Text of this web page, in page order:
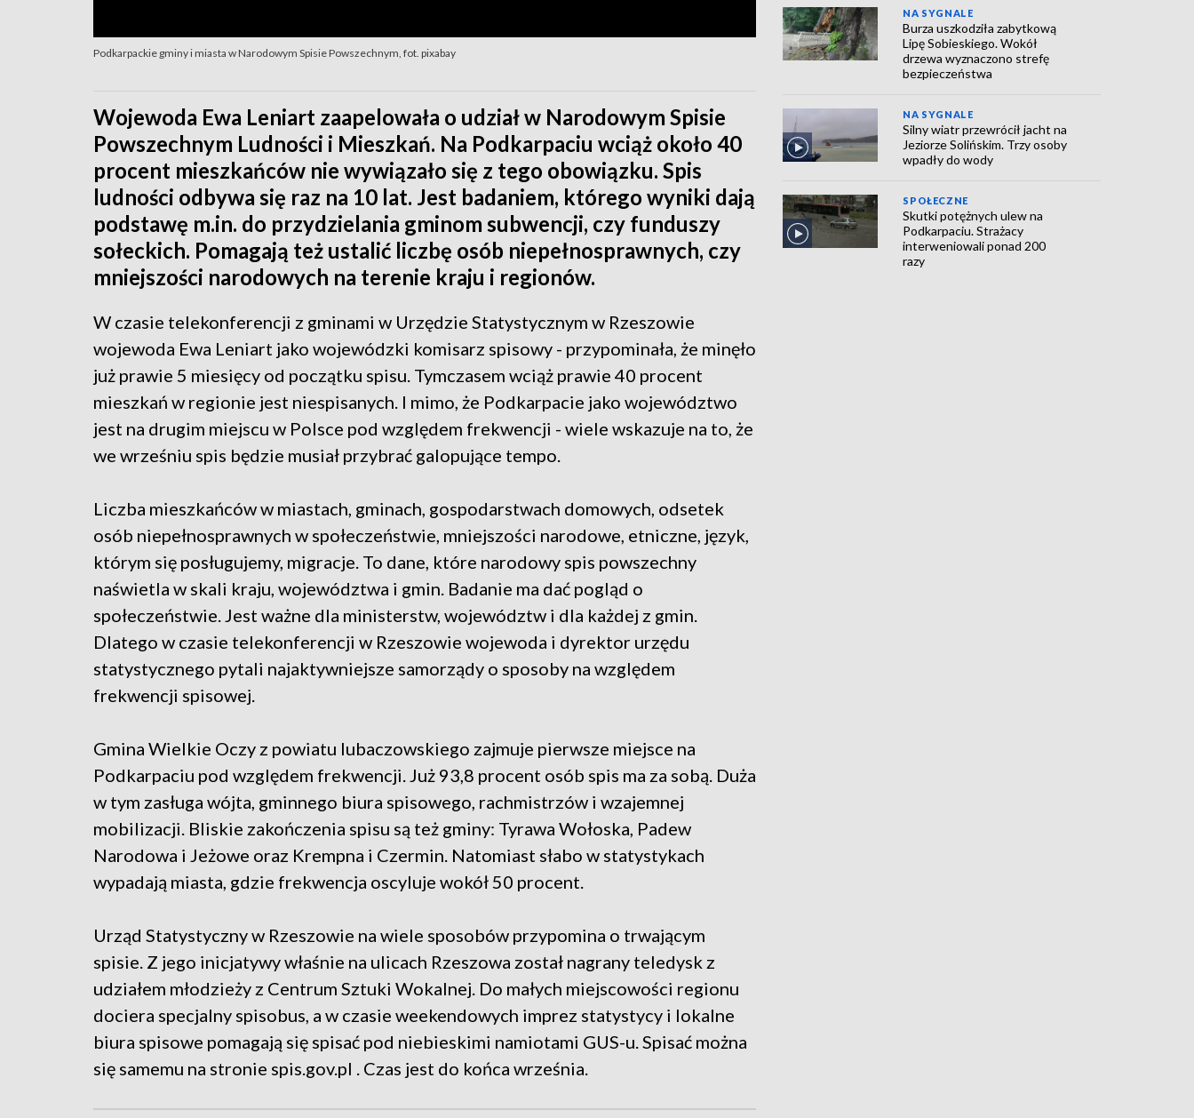
Podkarpackie gminy i miasta w Narodowym Spisie Powszechnym, fot. pixabay
Wojewoda Ewa Leniart zaapelowała o udział w Narodowym Spisie
Powszechnym Ludności i Mieszkań. Na Podkarpaciu wciąż około 40
procent mieszkańców nie wywiązało się z tego obowiązku. Spis
ludności odbywa się raz na 10 lat. Jest badaniem, którego wyniki dają
podstawę m.in. do przydzielania gminom subwencji, czy funduszy
sołeckich. Pomagają też ustalić liczbę osób niepełnosprawnych, czy
mniejszości narodowych na terenie kraju i regionów.
W czasie telekonferencji z gminami w Urzędzie Statystycznym w Rzeszowie
wojewoda Ewa Leniart jako wojewódzki komisarz spisowy - przypominała, że minęło
już prawie 5 miesięcy od początku spisu. Tymczasem wciąż prawie 40 procent
mieszkań w regionie jest niespisanych. I mimo, że Podkarpacie jako województwo
jest na drugim miejscu w Polsce pod względem frekwencji - wiele wskazuje na to, że
we wrześniu spis będzie musiał przybrać galopujące tempo.
Liczba mieszkańców w miastach, gminach, gospodarstwach domowych, odsetek
osób niepełnosprawnych w społeczeństwie, mniejszości narodowe, etniczne, język,
którym się posługujemy, migracje. To dane, które narodowy spis powszechny
naświetla w skali kraju, województwa i gmin. Badanie ma dać pogląd o
społeczeństwie. Jest ważne dla ministerstw, województw i dla każdej z gmin.
Dlatego w czasie telekonferencji w Rzeszowie wojewoda i dyrektor urzędu
statystycznego pytali najaktywniejsze samorządy o sposoby na względem
frekwencji spisowej.
Gmina Wielkie Oczy z powiatu lubaczowskiego zajmuje pierwsze miejsce na
Podkarpaciu pod względem frekwencji. Już 93,8 procent osób spis ma za sobą. Duża
w tym zasługa wójta, gminnego biura spisowego, rachmistrzów i wzajemnej
mobilizacji. Bliskie zakończenia spisu są też gminy: Tyrawa Wołoska, Padew
Narodowa i Jeżowe oraz Krempna i Czermin. Natomiast słabo w statystykach
wypadają miasta, gdzie frekwencja oscyluje wokół 50 procent.
Urząd Statystyczny w Rzeszowie na wiele sposobów przypomina o trwającym
spisie. Z jego inicjatywy właśnie na ulicach Rzeszowa został nagrany teledysk z
udziałem młodzieży z Centrum Sztuki Wokalnej. Do małych miejscowości regionu
dociera specjalny spisobus, a w czasie weekendowych imprez statystycy i lokalne
biura spisowe pomagają się spisać pod niebieskimi namiotami GUS-u. Spisać można
się samemu na stronie spis.gov.pl . Czas jest do końca września.
NA SYGNALE
Burza uszkodziła zabytkową
Lipę Sobieskiego. Wokół
drzewa wyznaczono strefę
bezpieczeństwa
NA SYGNALE
Silny wiatr przewrócił jacht na
Jeziorze Solińskim. Trzy osoby
wpadły do wody
SPOŁECZNE
Skutki potężnych ulew na
Podkarpaciu. Strażacy
interweniowali ponad 200
razy